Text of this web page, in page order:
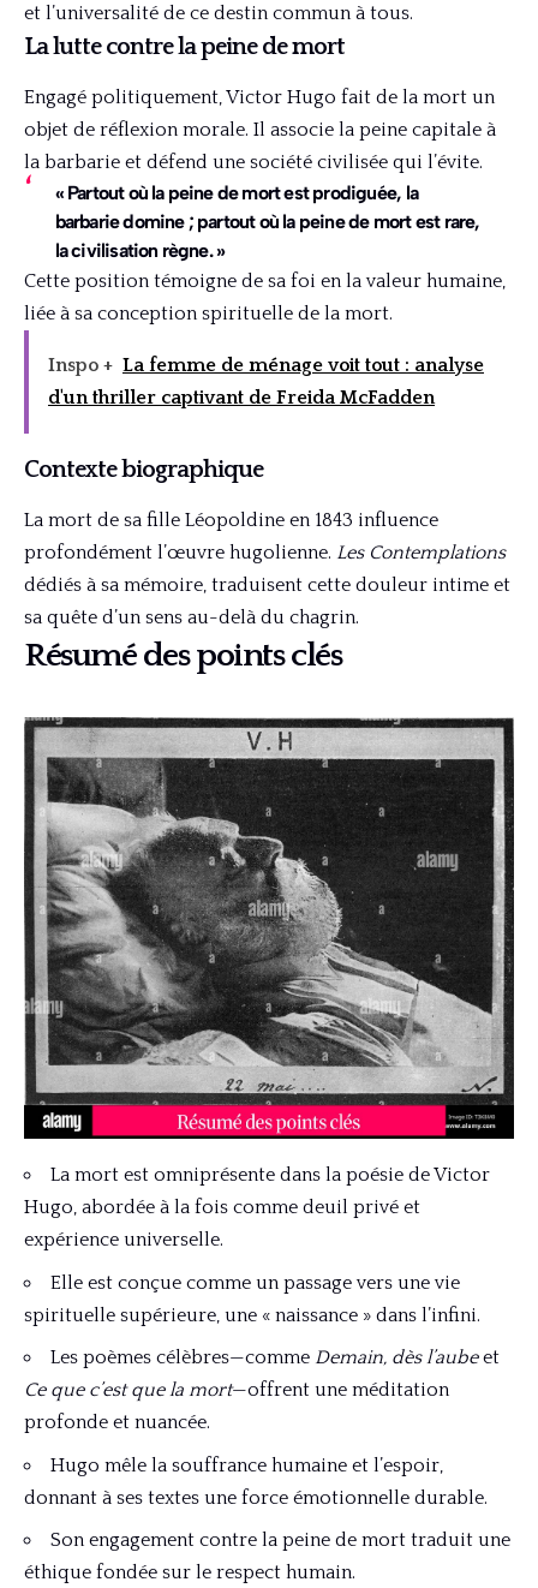
et l’universalité de ce destin commun à tous.
La lutte contre la peine de mort
Engagé politiquement, Victor Hugo fait de la mort un
objet de réflexion morale. Il associe la peine capitale à
la barbarie et défend une société civilisée qui l’évite.
« Partout où la peine de mort est prodiguée, la
barbarie domine ; partout où la peine de mort est rare,
la civilisation règne. »
Cette position témoigne de sa foi en la valeur humaine,
liée à sa conception spirituelle de la mort.
Inspo + La femme de ménage voit tout : analyse
d'un thriller captivant de Freida McFadden
Contexte biographique
La mort de sa fille Léopoldine en 1843 influence
profondément l’œuvre hugolienne. Les Contemplations
dédiés à sa mémoire, traduisent cette douleur intime et
sa quête d’un sens au-delà du chagrin.
Résumé des points clés
La mort est omniprésente dans la poésie de Victor
Hugo, abordée à la fois comme deuil privé et
expérience universelle.
Elle est conçue comme un passage vers une vie
spirituelle supérieure, une « naissance » dans l’infini.
Les poèmes célèbres—comme Demain, dès l’aubeet
Ce que c’est que la mort—offrent une méditation
profonde et nuancée.
Hugo mêle la souffrance humaine et l’espoir,
donnant à ses textes une force émotionnelle durable.
Son engagement contre la peine de mort traduit une
éthique fondée sur le respect humain.